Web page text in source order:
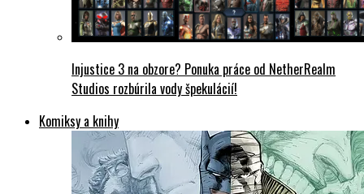
Injustice 3 na obzore? Ponuka práce od NetherRealm
Studios rozbúrila vody špekulácií!
Komiksy a knihy